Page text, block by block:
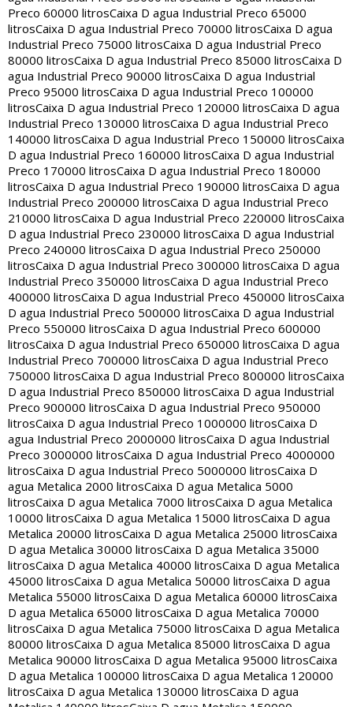
Preco 60000 litrosCaixa D agua Industrial Preco 65000
litrosCaixa D agua Industrial Preco 70000 litrosCaixa D agua
Industrial Preco 75000 litrosCaixa D agua Industrial Preco
80000 litrosCaixa D agua Industrial Preco 85000 litrosCaixa D
agua Industrial Preco 90000 litrosCaixa D agua Industrial
Preco 95000 litrosCaixa D agua Industrial Preco 100000
litrosCaixa D agua Industrial Preco 120000 litrosCaixa D agua
Industrial Preco 130000 litrosCaixa D agua Industrial Preco
140000 litrosCaixa D agua Industrial Preco 150000 litrosCaixa
D agua Industrial Preco 160000 litrosCaixa D agua Industrial
Preco 170000 litrosCaixa D agua Industrial Preco 180000
litrosCaixa D agua Industrial Preco 190000 litrosCaixa D agua
Industrial Preco 200000 litrosCaixa D agua Industrial Preco
210000 litrosCaixa D agua Industrial Preco 220000 litrosCaixa
D agua Industrial Preco 230000 litrosCaixa D agua Industrial
Preco 240000 litrosCaixa D agua Industrial Preco 250000
litrosCaixa D agua Industrial Preco 300000 litrosCaixa D agua
Industrial Preco 350000 litrosCaixa D agua Industrial Preco
400000 litrosCaixa D agua Industrial Preco 450000 litrosCaixa
D agua Industrial Preco 500000 litrosCaixa D agua Industrial
Preco 550000 litrosCaixa D agua Industrial Preco 600000
litrosCaixa D agua Industrial Preco 650000 litrosCaixa D agua
Industrial Preco 700000 litrosCaixa D agua Industrial Preco
750000 litrosCaixa D agua Industrial Preco 800000 litrosCaixa
D agua Industrial Preco 850000 litrosCaixa D agua Industrial
Preco 900000 litrosCaixa D agua Industrial Preco 950000
litrosCaixa D agua Industrial Preco 1000000 litrosCaixa D
agua Industrial Preco 2000000 litrosCaixa D agua Industrial
Preco 3000000 litrosCaixa D agua Industrial Preco 4000000
litrosCaixa D agua Industrial Preco 5000000 litrosCaixa D
agua Metalica 2000 litrosCaixa D agua Metalica 5000
litrosCaixa D agua Metalica 7000 litrosCaixa D agua Metalica
10000 litrosCaixa D agua Metalica 15000 litrosCaixa D agua
Metalica 20000 litrosCaixa D agua Metalica 25000 litrosCaixa
D agua Metalica 30000 litrosCaixa D agua Metalica 35000
litrosCaixa D agua Metalica 40000 litrosCaixa D agua Metalica
45000 litrosCaixa D agua Metalica 50000 litrosCaixa D agua
Metalica 55000 litrosCaixa D agua Metalica 60000 litrosCaixa
D agua Metalica 65000 litrosCaixa D agua Metalica 70000
litrosCaixa D agua Metalica 75000 litrosCaixa D agua Metalica
80000 litrosCaixa D agua Metalica 85000 litrosCaixa D agua
Metalica 90000 litrosCaixa D agua Metalica 95000 litrosCaixa
D agua Metalica 100000 litrosCaixa D agua Metalica 120000
litrosCaixa D agua Metalica 130000 litrosCaixa D agua